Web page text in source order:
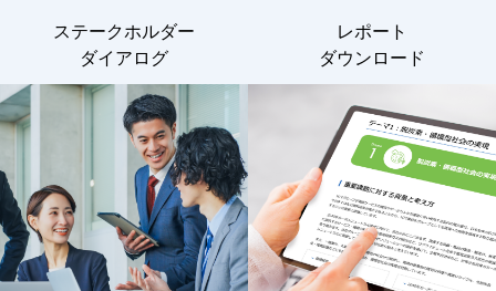
ステークホルダー
ダイアログ
レポート
ダウンロード